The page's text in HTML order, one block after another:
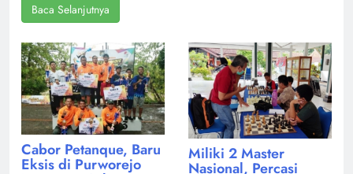
Baca Selanjutnya
Cabor Petanque, Baru
Eksis di Purworejo
Miliki 2 Master
Nasional, Percasi